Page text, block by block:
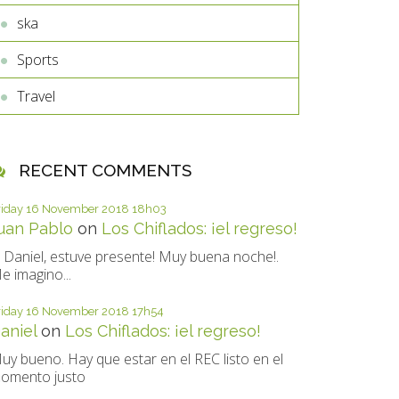
ska
Sports
Travel
RECENT COMMENTS
16 November 2018 18h03
Pablo on Los Chiflados: ¡el regreso!
Daniel, estuve presente! Muy buena noche!.
imagino...
16 November 2018 17h54
on Los Chiflados: ¡el regreso!
bueno. Hay que estar en el REC listo en el
justo